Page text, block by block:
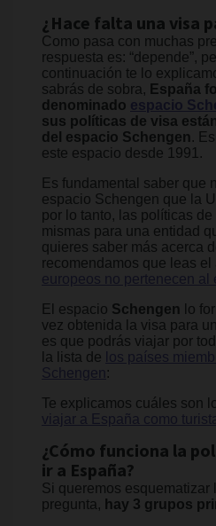
¿Hace falta una visa
Como pasa con muchas
respuesta es: “depende”,
continuación te lo
sabrás de sobra, España
denominado espacio
sus políticas de visa
del espacio Schengen.
este espacio desde 1991.
Es fundamental saber que
espacio Schengen que la
por lo tanto, las políticas
mismas para una entidad
quieres saber más acerca
recomendamos que leas el
europeos no pertenecen al
El espacio Schengen lo
vez obtenida la visa para
es que podrás viajar por
la lista de los países
Schengen
:
Te explicamos cuáles son
viajar a España como
¿Cómo funciona la
ir a España?
Si queremos esquematizar
pregunta, hay 3 grupos